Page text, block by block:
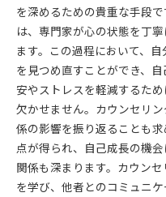
を深めるための貴重な手段
は、専門家が心の状態を丁
ます。この過程において、
を見つめ直すことができ、
安やストレスを軽減するた
欠かせません。カウンセリ
係の影響を振り返ることも
点が得られ、自己成長の機
関係も深まります。カウン
を学び、他者とのコミュニ